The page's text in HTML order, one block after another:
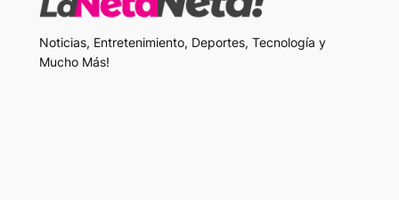
Noticias, Entretenimiento, Deportes, Tecnología y
Mucho Más!